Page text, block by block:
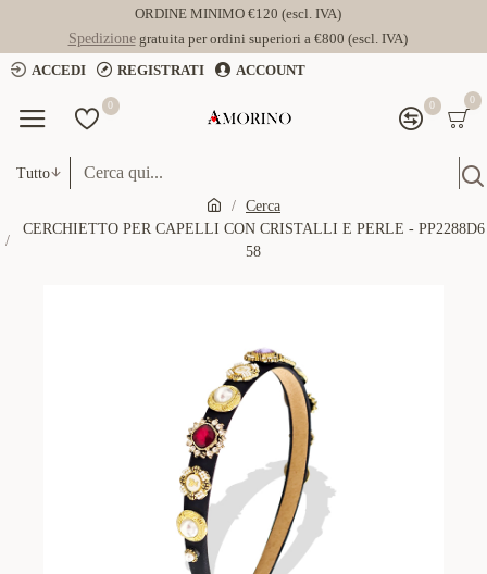
ORDINE MINIMO €120 (escl. IVA)
Spedizionegratuita per ordini superiori a €800 (escl. IVA)
ACCEDI
REGISTRATI ACCOUNT
0 0 0
Tutto
Cerca
CERCHIETTO PER CAPELLI CON CRISTALLI E PERLE - PP2288D6
58